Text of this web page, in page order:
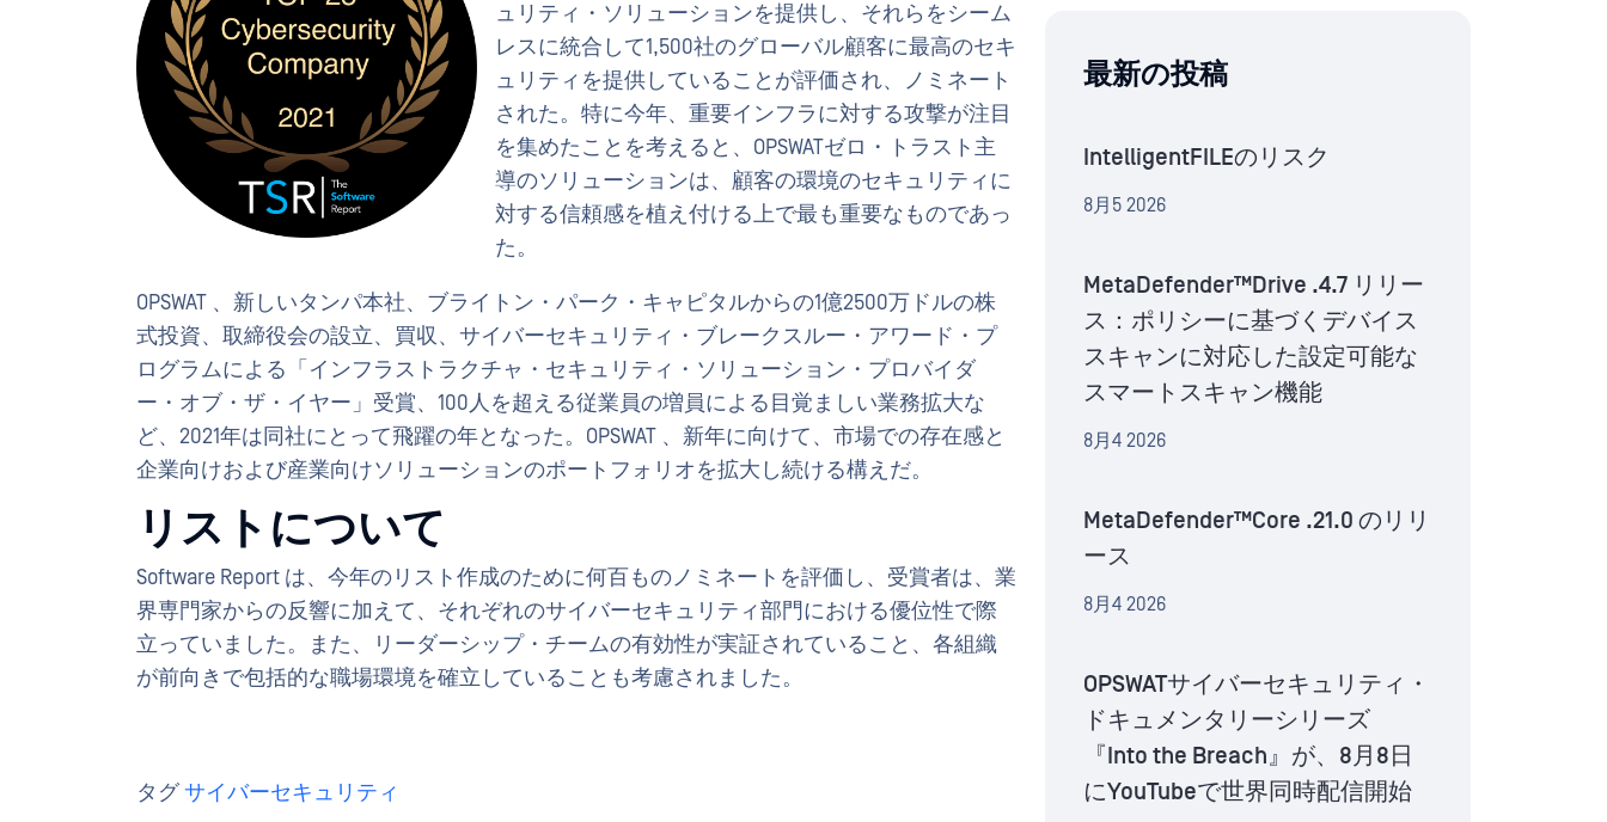
ュリティ・ソリューションを提供し、それらをシーム
レスに統合して1,500社のグローバル顧客に最高のセキ
ュリティを提供していることが評価され、ノミネート
された。特に今年、重要インフラに対する攻撃が注目
を集めたことを考えると、OPSWATゼロ・トラスト主
導のソリューションは、顧客の環境のセキュリティに
対する信頼感を植え付ける上で最も重要なものであっ
た。
OPSWAT 、新しいタンパ本社、ブライトン・パーク・キャピタルからの1億2500万ドルの株
式投資、取締役会の設立、買収、サイバーセキュリティ・ブレークスルー・アワード・プ
ログラムによる「インフラストラクチャ・セキュリティ・ソリューション・プロバイダ
ー・オブ・ザ・イヤー」受賞、100人を超える従業員の増員による目覚ましい業務拡大な
ど、2021年は同社にとって飛躍の年となった。OPSWAT 、新年に向けて、市場での存在感と
企業向けおよび産業向けソリューションのポートフォリオを拡大し続ける構えだ。
リストについて
Software Report は、今年のリスト作成のために何百ものノミネートを評価し、受賞者は、業
界専門家からの反響に加えて、それぞれのサイバーセキュリティ部門における優位性で際
立っていました。また、リーダーシップ・チームの有効性が実証されていること、各組織
が前向きで包括的な職場環境を確立していることも考慮されました。
タグサイバーセキュリティ
最新の投稿
IntelligentFILEのリスク
8月5 2026
MetaDefender™Drive .4.7 リリー
ス：ポリシーに基づくデバイス
スキャンに対応した設定可能な
スマートスキャン機能
8月4 2026
MetaDefender™Core .21.0 のリリ
ース
8月4 2026
OPSWATサイバーセキュリティ・
ドキュメンタリーシリーズ
『Into the Breach』が、8月8日
にYouTubeで世界同時配信開始